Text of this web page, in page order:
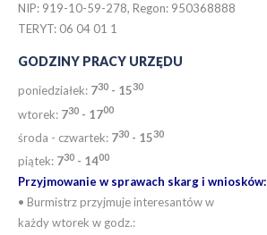
NIP: 919-10-59-278, Regon: 950368888
TERYT: 06 04 01 1
GODZINY PRACY URZĘDU
poniedziałek: 730 - 1530
wtorek: 730 - 1700
środa - czwartek: 730 - 1530
piątek: 730 - 1400
Przyjmowanie w sprawach skarg i wniosków:
• Burmistrz przyjmuje interesantów w
każdy wtorek w godz.: